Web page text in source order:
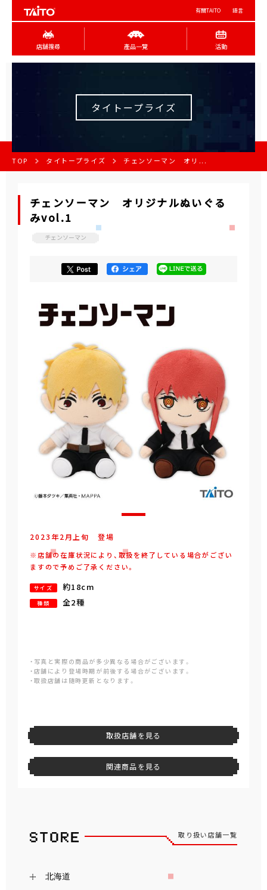
有關TAITO 語言
店舖搜尋 產品一覽 活動
タイトープライズ
TOP タイトープライズ チェンソーマン オリ...
チェンソーマン オリジナルぬいぐる
みvol.1
チェンソーマン
2023年2月 上旬 登場
※店舗の在庫状況により、取扱を終了している場合がござい
ますので予めご了承ください。
サイズ 約18cm
種類 全2種
・写真と実際の商品が多少異なる場合がございます。
・店舗により登場時期が前後する場合がございます。
・取扱店舗は随時更新となります。
取扱店舗を見る
関連商品を見る
取り扱い店舗一覧
北海道